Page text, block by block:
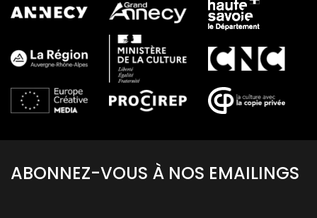
ABONNEZ-VOUS À NOS EMAILINGS